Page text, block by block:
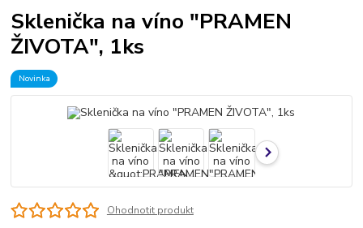
Sklenička na víno "PRAMEN
ŽIVOTA", 1ks
Novinka
Ohodnotit produkt